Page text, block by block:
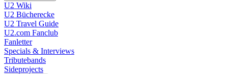
U2 Wiki
U2 Bücherecke
U2 Travel Guide
U2.com Fanclub
Fanletter
Specials & Interviews
Tributebands
Sideprojects